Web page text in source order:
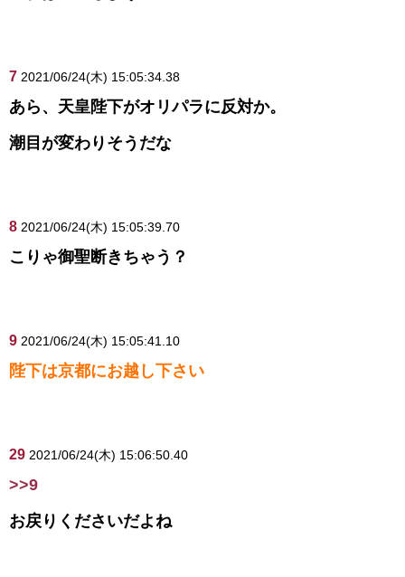
7 2021/06/24(木) 15:05:34.38
あら、天皇陛下がオリパラに反対か。
潮目が変わりそうだな
8 2021/06/24(木) 15:05:39.70
こりゃ御聖断きちゃう？
9 2021/06/24(木) 15:05:41.10
陛下は京都にお越し下さい
29 2021/06/24(木) 15:06:50.40
>>9
お戻りくださいだよね